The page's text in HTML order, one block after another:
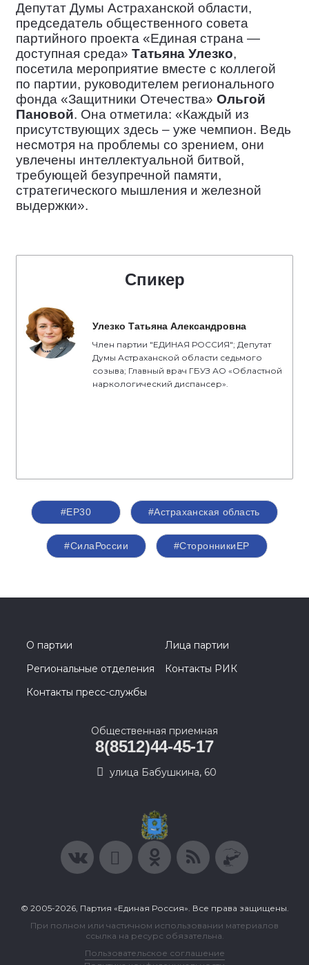
Депутат Думы Астраханской области,
председатель общественного совета
партийного проекта «Единая страна —
доступная среда» Татьяна Улезко,
посетила мероприятие вместе с коллегой
по партии, руководителем регионального
фонда «Защитники Отечества» Ольгой
Пановой. Она отметила: «Каждый из
присутствующих здесь – уже чемпион. Ведь
несмотря на проблемы со зрением, они
увлечены интеллектуальной битвой,
требующей безупречной памяти,
стратегического мышления и железной
выдержки».
Спикер
Улезко Татьяна Александровна
Член партии "ЕДИНАЯ РОССИЯ"; Депутат
Думы Астраханской области седьмого
созыва; Главный врач ГБУЗ АО «Областной
наркологический диспансер».
#ЕР30 #Астраханская область
#СилаРоссии #СторонникиЕР
О партии
Лица партии
Региональные отделения
Контакты РИК
Контакты пресс-службы
Общественная приемная
8(8512)44-45-17
улица Бабушкина, 60
© 2005-2026, Партия «Единая Россия». Все права защищены.
При полном или частичном использовании материалов
ссылка на ресурс обязательна.
Пользовательское соглашение